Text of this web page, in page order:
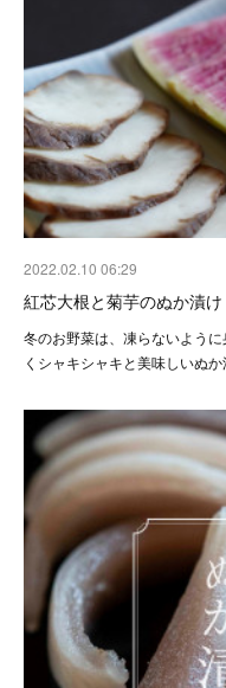
2022.02.10 06:29
紅芯大根と菊芋のぬか漬け
冬のお野菜は、凍らないよう
くシャキシャキと美味しいぬ